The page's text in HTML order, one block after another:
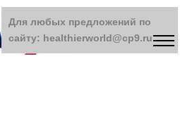
Для любых предложений по
сайту: healthierworld@cp9.ru